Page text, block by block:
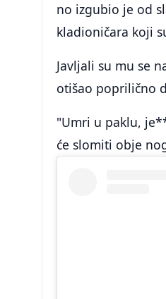
no izgubio je od
kladioničara koji
Javljali su mu se
otišao poprilično
"Umri u paklu,
će slomiti obje